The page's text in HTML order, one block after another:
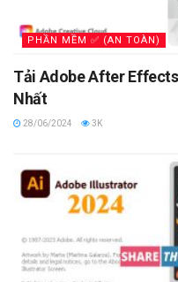
PHẦN MỀM ✅ (AN TOÀN)
Tải Adobe After
Nhất
28/06/2024 3K